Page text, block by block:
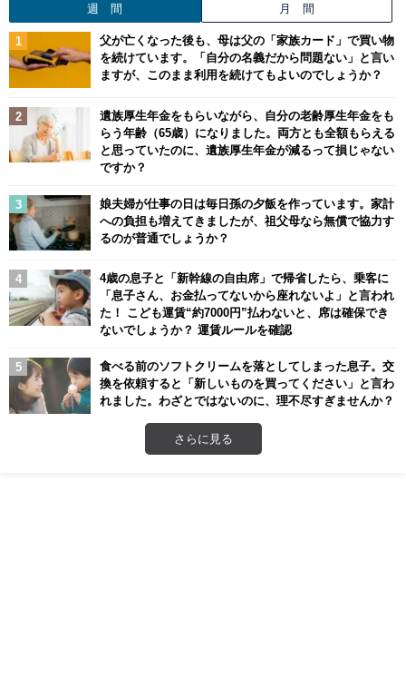
週 間 月 間
父が亡くなった後も、母は父の「家族カード」で買い物
を続けています。「自分の名義だから問題ない」と言い
ますが、このまま利用を続けてもよいのでしょうか？
遺族厚生年金をもらいながら、自分の老齢厚生年金をも
らう年齢（65歳）になりました。両方とも全額もらえる
と思っていたのに、遺族厚生年金が減るって損じゃない
ですか？
娘夫婦が仕事の日は毎日孫の夕飯を作っています。家計
への負担も増えてきましたが、祖父母なら無償で協力す
るのが普通でしょうか？
4歳の息子と「新幹線の自由席」で帰省したら、乗客に
「息子さん、お金払ってないから座れないよ」と言われ
た！ こども運賃“約7000円”払わないと、席は確保でき
ないでしょうか？ 運賃ルールを確認
食べる前のソフトクリームを落としてしまった息子。交
換を依頼すると「新しいものを買ってください」と言わ
れました。わざとではないのに、理不尽すぎませんか？
さらに見る